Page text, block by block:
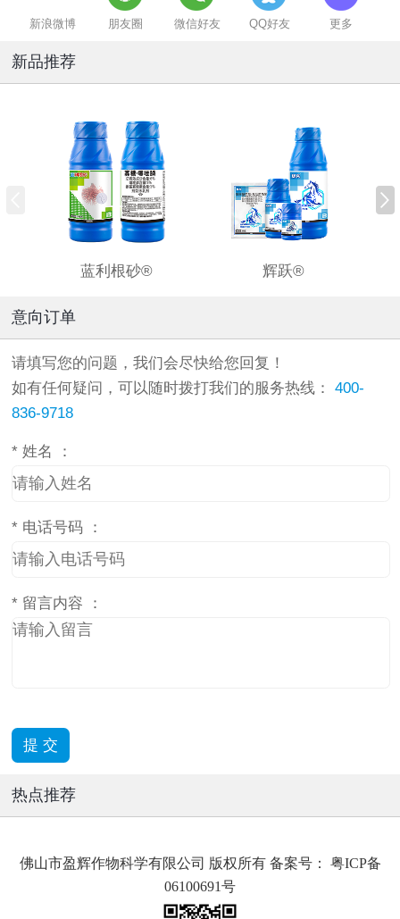
新浪微博 朋友圈 微信好友 QQ好友 更多
新品推荐
蓝利根砂® 辉跃®
意向订单
请填写您的问题，我们会尽快给您回复！
如有任何疑问，可以随时拨打我们的服务热线： 400-
836-9718
* 姓名 ：
* 电话号码 ：
* 留言内容 ：
热点推荐
佛山市盈辉作物科学有限公司 版权所有 备案号： 粤ICP备
06100691号